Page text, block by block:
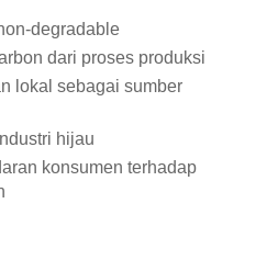
degradable
dari proses produksi
lokal sebagai sumber
hijau
konsumen terhadap